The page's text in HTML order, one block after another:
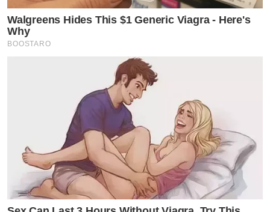
Walgreens Hides This $1 Generic Viagra - Here's
Why
BOOSTARO